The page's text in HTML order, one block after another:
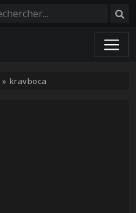
» kravboca